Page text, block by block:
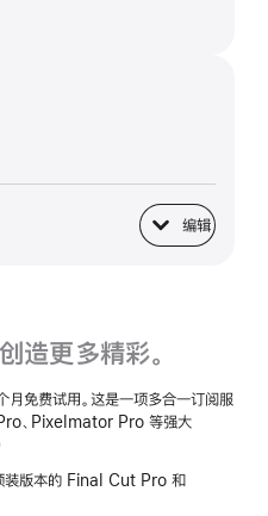
编辑
键盘
造更多精彩。
免费试用。这是一项多合一订阅服
、Pixelmator Pro 等强大
装版本的 Final Cut Pro 和